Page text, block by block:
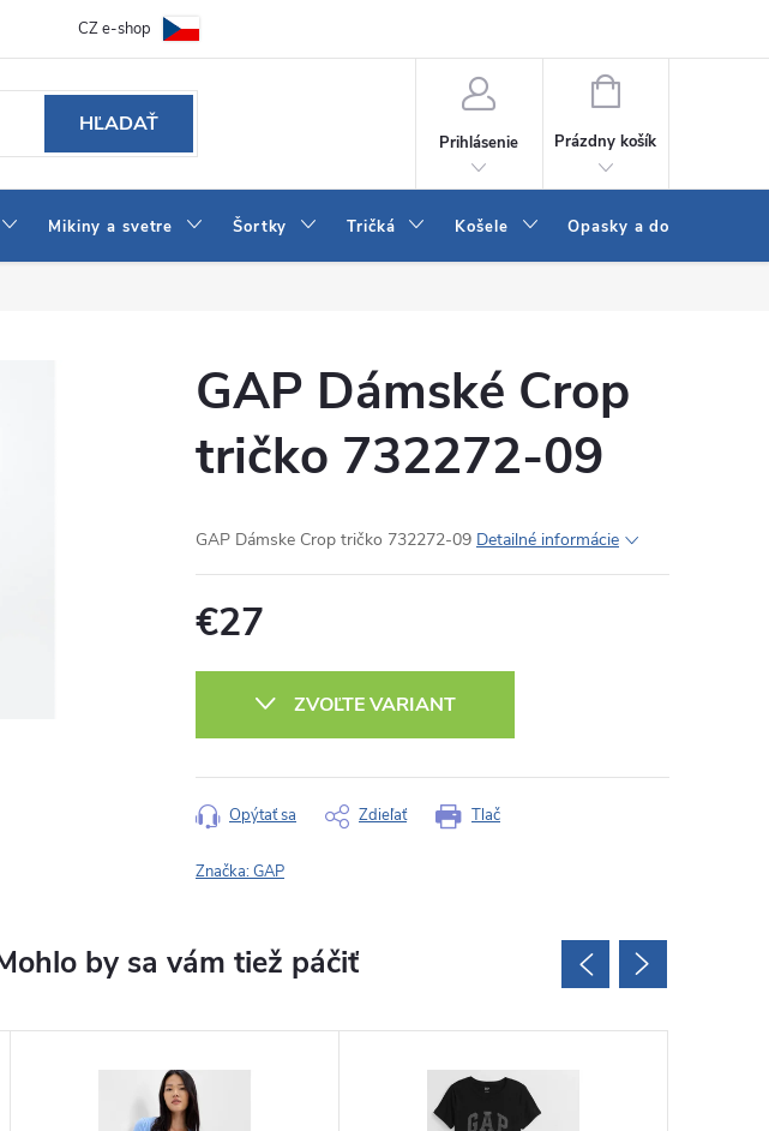
Ako vybrať džínsy Wrangler a LEE
CZ e-shop
HĽADAŤ
Prihlásenie
NÁKUPNÝ
Prázdny košík
Mikiny a svetre Šortky Tričká Košele Opasky a doplnky
GAP Dámské Crop
tričko 732272-09
GAP Dámske Crop tričko 732272-09 Detailné informácie
€27
ZVOĽTE VARIANT
Tlač
Opýtať sa Zdieľať
Značka:GAP